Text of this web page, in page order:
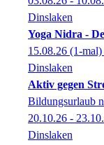
Dinslaken
Yoga Nidra -
15.08.26 (1-mal)
Dinslaken
Aktiv gegen
Bildungsurlaub
20.10.26 -
Dinslaken